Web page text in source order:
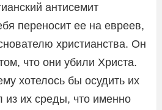
антисемит
переносит ее на евреев,
христианства. Он
что они убили Христа.
хотелось бы осудить их
из их среды, что именно